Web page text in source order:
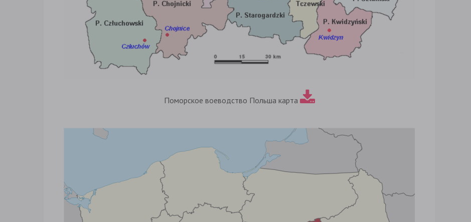
Поморское воеводство Польша карта